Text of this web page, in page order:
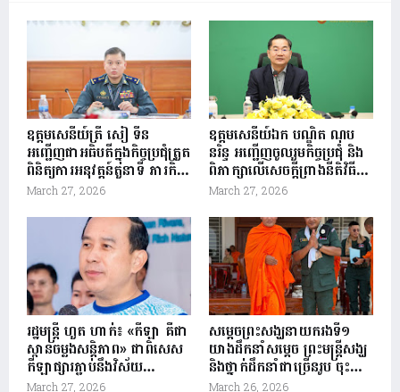
ឧត្តមសេនីយ៍ត្រី សៀ ទីន
អញ្ជើញជាអធិបតីក្នុងកិច្ចប្រជុំត្រួត
ពិនិត្យការអនុវត្តន៍តួនាទី ភារកិច្ច
និងវឌ្ឍនភាពការងារ កងរាជ
មាសទី១ និងលើកទិសដៅ
សកម្មភាពការងារត្រីមាសទី២
ឆ្នាំ២០២៦
March 27, 2026
ឧត្តមសេនីយ៍ឯក បណ្ឌិត ណុប
នរិន្ទ អញ្ជើញចូលរួមកិច្ចប្រជុំ និង
ពិភាក្សាលើសេចក្តីព្រាងនីតិវិធី
ប្រតិបត្តិស្តង់ដា SOP នៃមជ្ឈ
សមាហរណកម្ម ក្រសួងមហាផ្ទៃ
March 27, 2026
រដ្ឋមន្ត្រី ហួត ហាក់៖ «កីឡា គឺជា
ស្ពានចម្លងសន្តិភាព» ជាពិសេស
កីឡាផ្សារភ្ជាប់នឹងវិស័យ
ទេសចរណ៍ក្នុងការជំរុញផ្សព្វផ្សាយ
March 27, 2026
សម្តេចព្រះសង្ឃនាយករងទី១
យាងដឹកនាំសម្តេច ព្រះមន្រ្តីសង្ឃ
និងថ្នាក់ដឹកនាំជាច្រើនរូប ចុះ
សំណេះសំណាល និងនាំយក
March 26, 2026